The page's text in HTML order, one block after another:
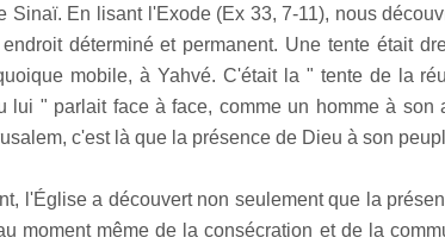
Sinaï. En lisant l'Exode (Ex 33, 7-11), nous
déterminé et permanent. Une tente était
mobile, à Yahvé. C'était la " tente de la
lui " parlait face à face, comme un homme à son
c'est là que la présence de Dieu à son
l'Église a découvert non seulement que la
moment même de la consécration et de la